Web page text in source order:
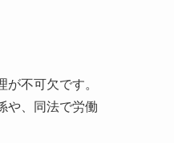
不可欠です。
や、同法で労働